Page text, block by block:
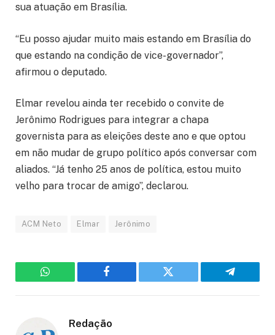
sua atuação em Brasília.
“Eu posso ajudar muito mais estando em Brasília do
que estando na condição de vice-governador”,
afirmou o deputado.
Elmar revelou ainda ter recebido o convite de
Jerônimo Rodrigues para integrar a chapa
governista para as eleições deste ano e que optou
em não mudar de grupo político após conversar com
aliados. “Já tenho 25 anos de política, estou muito
velho para trocar de amigo”, declarou.
ACM Neto Elmar Jerônimo
WhatsApp Facebook Twitter Telegram
Redação